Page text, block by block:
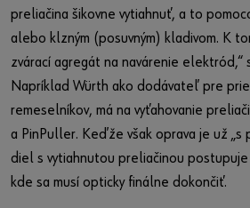
preliačina šikovne vytiahnuť, a to
alebo klzným (posuvným) kladivom. K
zvárací agregát na navárenie elektród,“
Napríklad Würth ako dodávateľ pre
remeselníkov, má na vyťahovanie
a PinPuller. Keďže však oprava je už „s
diel s vytiahnutou preliačinou
kde sa musí opticky finálne dokončiť.